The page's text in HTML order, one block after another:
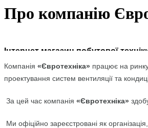
Про компанію
Інтернет магазин побутової
Компанія «Євротехніка» працює на
проектування систем вентиляції та
За цей час компанія «Євротехніка»
Ми офіційно зареєстровані як